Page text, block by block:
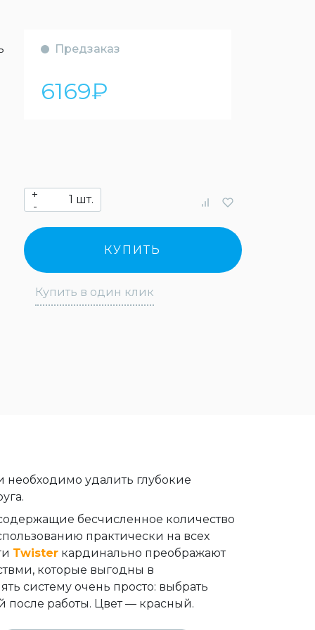
Предзаказ
6169₽
+
-
шт.
КУПИТЬ
Купить в один клик
необходимо удалить глубокие
бесчисленное количество
практически на всех
Twister кардинально преображают
которые выгодны в
систему очень просто: выбрать
после работы. Цвет — красный.